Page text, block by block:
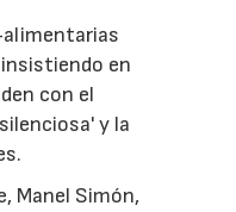
en
con el
y la
Manel Simón,